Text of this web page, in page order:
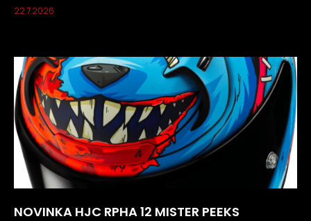
22.7.2026
NOVINKA HJC RPHA 12 MISTER PEEKS